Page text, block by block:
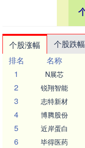
个股涨幅 个股跌幅
排名
名称
1
N展芯
2 锐翔智能
3 志特新材
4 博腾股份
5 近岸蛋白
6 毕得医药